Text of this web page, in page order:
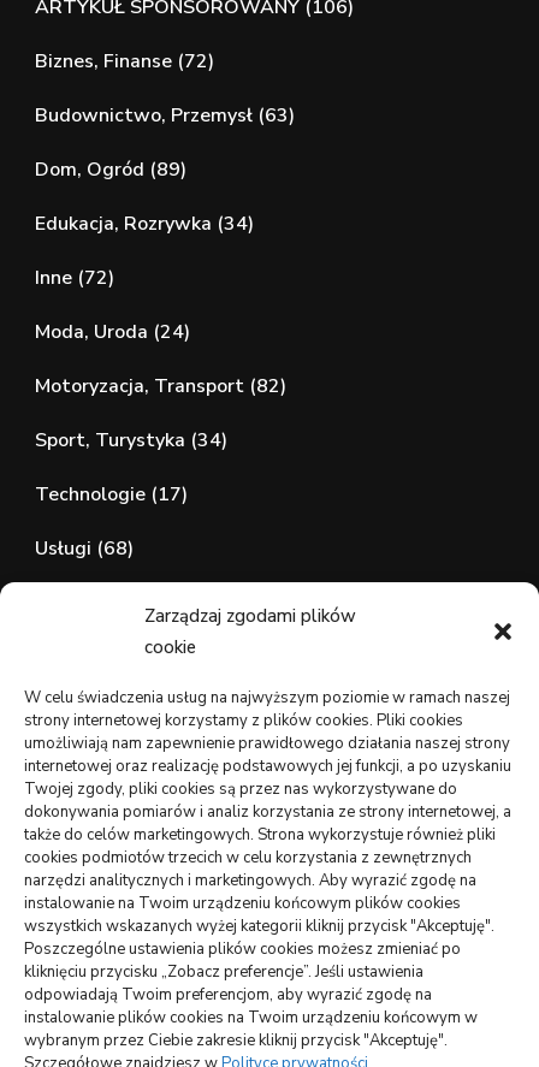
Zarządzaj zgodami plików
cookie
W celu świadczenia usług na najwyższym poziomie w ramach naszej
strony internetowej korzystamy z plików cookies. Pliki cookies
umożliwiają nam zapewnienie prawidłowego działania naszej strony
internetowej oraz realizację podstawowych jej funkcji, a po uzyskaniu
Twojej zgody, pliki cookies są przez nas wykorzystywane do
dokonywania pomiarów i analiz korzystania ze strony internetowej, a
także do celów marketingowych. Strona wykorzystuje również pliki
cookies podmiotów trzecich w celu korzystania z zewnętrznych
narzędzi analitycznych i marketingowych. Aby wyrazić zgodę na
instalowanie na Twoim urządzeniu końcowym plików cookies
wszystkich wskazanych wyżej kategorii kliknij przycisk "Akceptuję".
Poszczególne ustawienia plików cookies możesz zmieniać po
kliknięciu przycisku „Zobacz preferencje”. Jeśli ustawienia
odpowiadają Twoim preferencjom, aby wyrazić zgodę na
instalowanie plików cookies na Twoim urządzeniu końcowym w
wybranym przez Ciebie zakresie kliknij przycisk "Akceptuję".
ARTYKUŁ SPONSOROWANY (106)
Biznes, Finanse (72)
Budownictwo, Przemysł (63)
Dom, Ogród (89)
Edukacja, Rozrywka (34)
Inne (72)
Moda, Uroda (24)
Motoryzacja, Transport (82)
Sport, Turystyka (34)
Technologie (17)
Usługi (68)
Zdrowie, Medycyna (107)
wizytówki nap
WARTE PRZECZYTANIA
DOM, OGRÓD
Jak podłączyć zbiornik na deszczówkę do rynny –
oszczędność i skuteczność
ARTYKUŁ SPONSOROWANY INNE
Jakie atrakcje można zobaczyć na Mazurach
BUDOWNICTWO, PRZEMYSŁ